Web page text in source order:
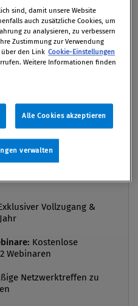
dynamisches
EU-Richtlinie 2024/1226
zugleich werden
ist daher weniger
brauchen
klare
Prüfsetup, das
ver...
Premium
für
Vollzugang &
Kostenlose
Webinaren
Netzwerktreffen zu
sind, damit unsere Website
auch zusätzliche Cookies, um
zu analysieren, zu verbessern
Zustimmung zur Verwendung
über den Link Cookie-Einstellungen
Weitere Informationen finden
Alle Cookies akzeptieren
verwalten